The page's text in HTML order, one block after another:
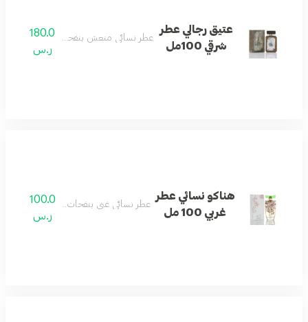
عتيق رجالي عطر
شرقي 100مل
عطر نسائي منعش بنفحات باردة وزهرية.
180.0
ر.س
هناكو نسائي عطر
غربي 100 مل
عطر نسائي غني بنفحات الفاكهة والزهور.
100.0
ر.س